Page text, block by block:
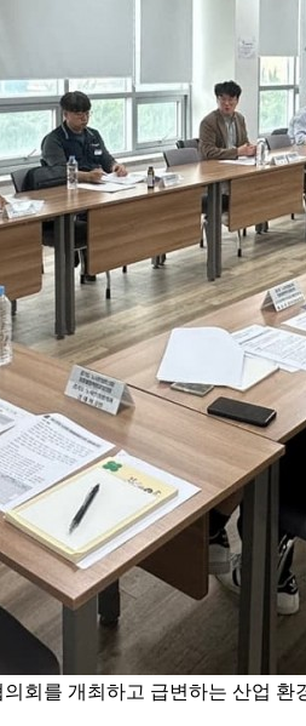
회를 개최하고 급변하는 산업